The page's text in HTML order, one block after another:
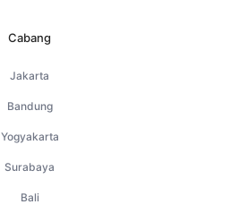
Cabang
Jakarta
Bandung
Yogyakarta
Surabaya
Bali